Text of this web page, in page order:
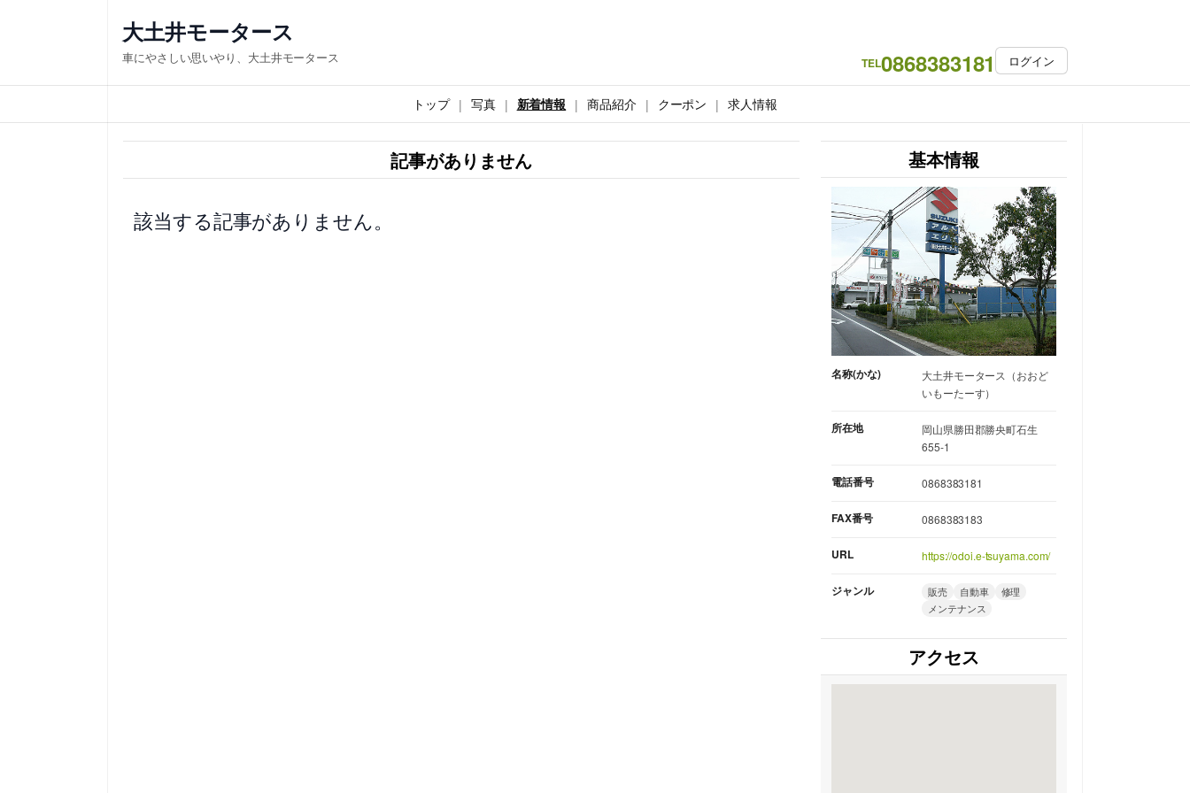
ス
キ
大土井モータース
車にやさしい思いやり、大土井モータース TEL0868383181 ログイン
トップ 写真 新着情報 商品紹介 クーポン 求人情報
記事がありません
該当する記事がありません。
基本情報
名称(かな)
大土井モータース（おおど
いもーたーす）
所在地
岡山県勝田郡勝央町石生
655-1
電話番号 0868383181
FAX番号 0868383183
URL https://odoi.e-tsuyama.com/
ジャンル 販売 自動車
修理
メンテナンス
アクセス